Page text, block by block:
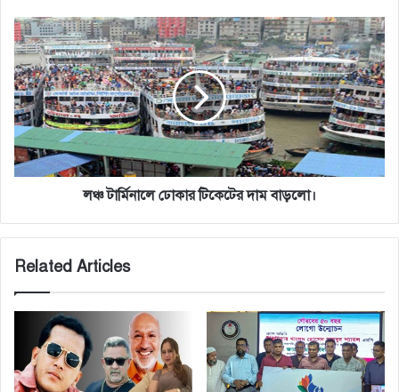
লঞ্চ
টার্মিনালে
ঢোকার
টিকেটের
দাম
বাড়লো।
লঞ্চ টার্মিনালে ঢোকার টিকেটের দাম বাড়লো।
Related Articles